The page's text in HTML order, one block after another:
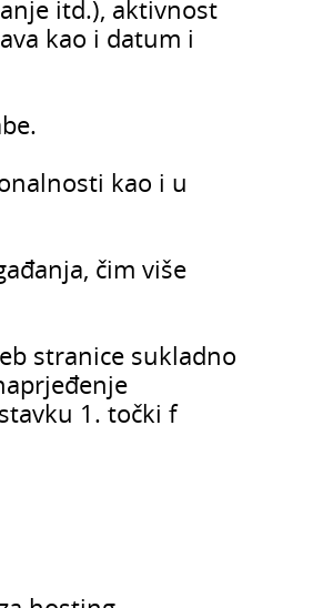
itd.), aktivnost
kao i datum i
kao i u
čim više
stranice sukladno
1. točki f